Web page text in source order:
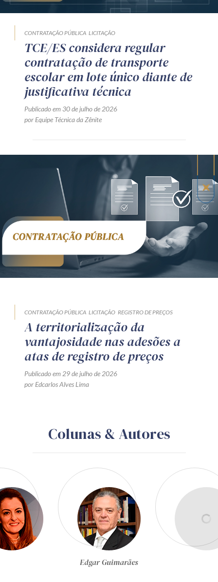
CONTRATAÇÃO PÚBLICA LICITAÇÃO
TCE/ES considera regular
contratação de transporte
escolar em lote único diante de
justificativa técnica
Publicado em 30 de julho de 2026
por Equipe Técnica da Zênite
CONTRATAÇÃO PÚBLICA LICITAÇÃO REGISTRO DE PREÇOS
A territorialização da
vantajosidade nas adesões a
atas de registro de preços
Publicado em 29 de julho de 2026
por Edcarlos Alves Lima
Colunas & Autores
Egon Bockmann Moreira